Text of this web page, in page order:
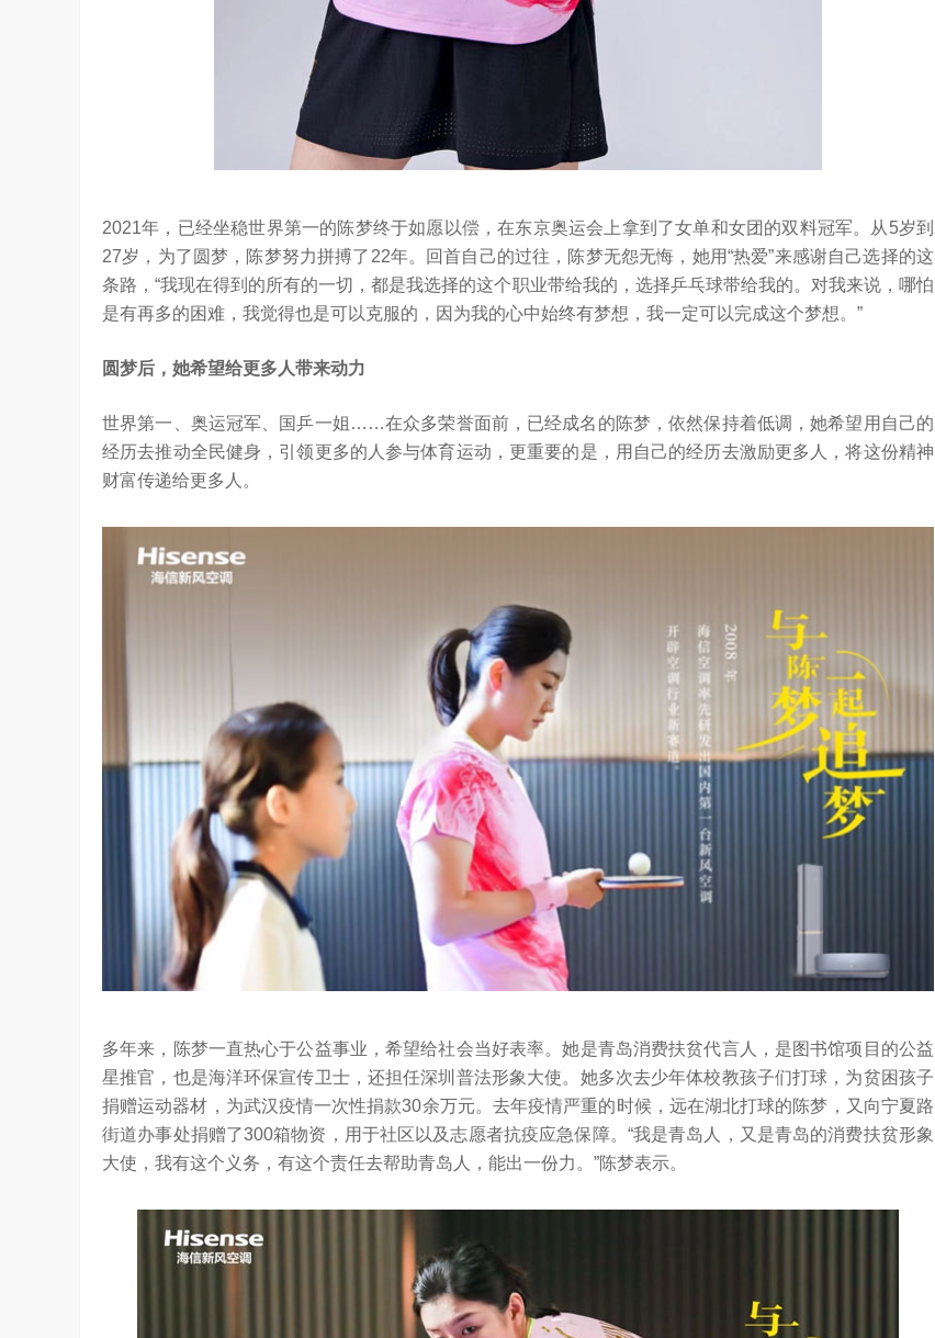
2021年，已经坐稳世界第一的陈梦终于如愿以偿，在东京奥运会上拿到了女单和女团的双料冠军。从5岁到
27岁，为了圆梦，陈梦努力拼搏了22年。回首自己的过往，陈梦无怨无悔，她用“热爱”来感谢自己选择的这
条路，“我现在得到的所有的一切，都是我选择的这个职业带给我的，选择乒乓球带给我的。对我来说，哪怕
是有再多的困难，我觉得也是可以克服的，因为我的心中始终有梦想，我一定可以完成这个梦想。”
圆梦后，她希望给更多人带来动力
世界第一、奥运冠军、国乒一姐……在众多荣誉面前，已经成名的陈梦，依然保持着低调，她希望用自己的
经历去推动全民健身，引领更多的人参与体育运动，更重要的是，用自己的经历去激励更多人，将这份精神
财富传递给更多人。
多年来，陈梦一直热心于公益事业，希望给社会当好表率。她是青岛消费扶贫代言人，是图书馆项目的公益
星推官，也是海洋环保宣传卫士，还担任深圳普法形象大使。她多次去少年体校教孩子们打球，为贫困孩子
捐赠运动器材，为武汉疫情一次性捐款30余万元。去年疫情严重的时候，远在湖北打球的陈梦，又向宁夏路
街道办事处捐赠了300箱物资，用于社区以及志愿者抗疫应急保障。“我是青岛人，又是青岛的消费扶贫形象
大使，我有这个义务，有这个责任去帮助青岛人，能出一份力。”陈梦表示。